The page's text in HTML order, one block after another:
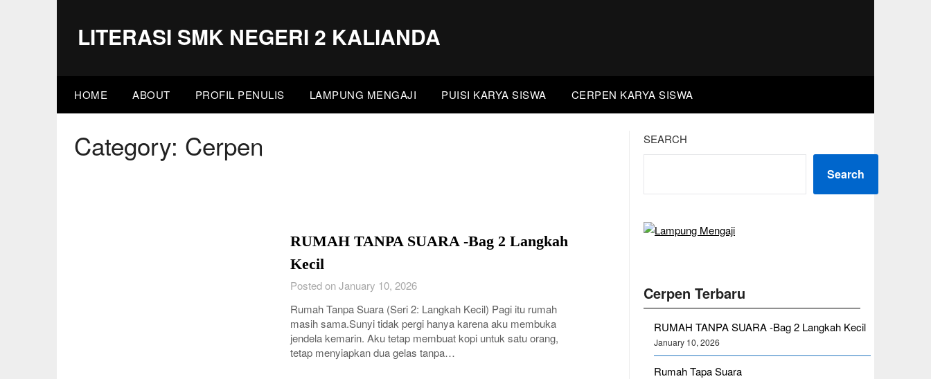
LITERASI SMK NEGERI 2 KALIANDA
HOME ABOUT PROFIL PENULIS LAMPUNG MENGAJI PUISI KARYA SISWA CERPEN KARYA SISWA
Category: Cerpen
RUMAH TANPA SUARA -Bag 2 Langkah
Kecil
Posted on January 10, 2026
Rumah Tanpa Suara (Seri 2: Langkah Kecil) Pagi itu rumah
masih sama.Sunyi tidak pergi hanya karena aku membuka
jendela kemarin. Aku tetap membuat kopi untuk satu orang,
tetap menyiapkan dua gelas tanpa…
SEARCH
Search
Cerpen Terbaru
RUMAH TANPA SUARA -Bag 2 Langkah Kecil
January 10, 2026
Rumah Tapa Suara